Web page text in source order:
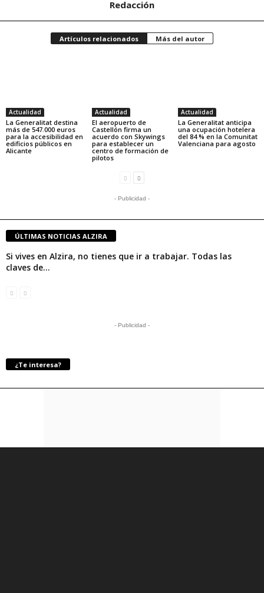
Redacción
Artículos relacionados Más del autor
Actualidad
La Generalitat destina
más de 547.000 euros
para la accesibilidad en
edificios públicos en
Alicante
Actualidad
El aeropuerto de
Castellón firma un
acuerdo con Skywings
para establecer un
centro de formación de
pilotos
Actualidad
La Generalitat anticipa
una ocupación hotelera
del 84 % en la Comunitat
Valenciana para agosto
- Publicidad -
ÚLTIMAS NOTICIAS ALZIRA
Si vives en Alzira, no tienes que ir a trabajar. Todas las
claves de...
- Publicidad -
¿Te interesa?